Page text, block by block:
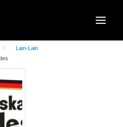
Lain-Lain